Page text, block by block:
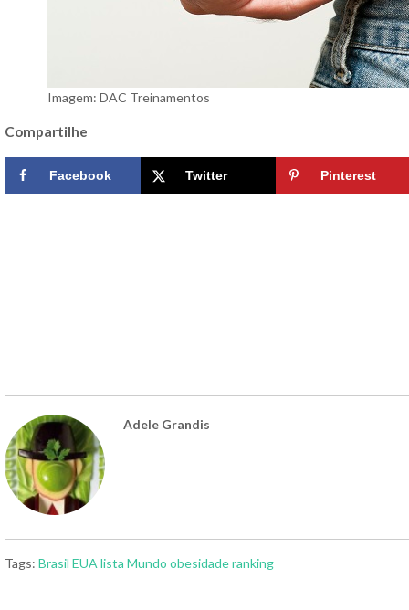
Imagem: DAC Treinamentos
Compartilhe
Facebook Twitter Pinterest
Adele Grandis
Tags: Brasil EUA lista Mundo obesidaderanking